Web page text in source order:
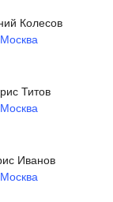
Колесов
Москва
Титов
Москва
Иванов
Москва